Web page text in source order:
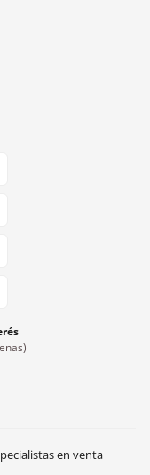
disponibilidad
en venta